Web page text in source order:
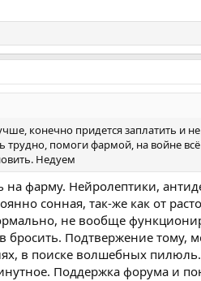
конечно придется заплатить и
трудно, помоги фармой, на войне
Недуем
на фарму. Нейролептики,
сонная, так-же как от
не вообще
Подтвержение тому,
в поиске волшебных
Поддержка форума и